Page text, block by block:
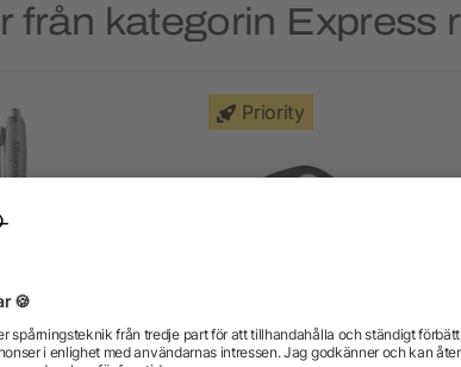
från kategorin Express
Priority